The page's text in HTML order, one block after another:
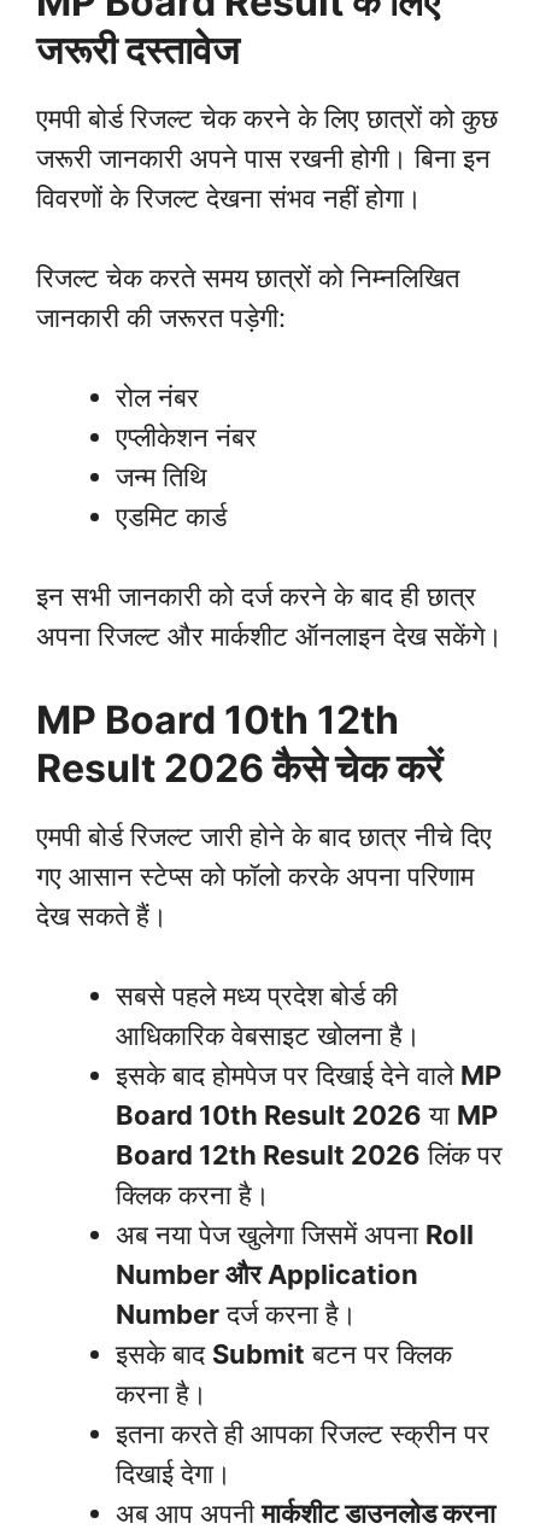
जरूरी दस्तावेज
एमपी बोर्ड रिजल्ट चेक करने के लिए छात्रों को कुछ
जरूरी जानकारी अपने पास रखनी होगी। बिना इन
विवरणों के रिजल्ट देखना संभव नहीं होगा।
रिजल्ट चेक करते समय छात्रों को निम्नलिखित
जानकारी की जरूरत पड़ेगी:
रोल नंबर
एप्लीकेशन नंबर
जन्म तिथि
एडमिट कार्ड
इन सभी जानकारी को दर्ज करने के बाद ही छात्र
अपना रिजल्ट और मार्कशीट ऑनलाइन देख सकेंगे।
MP Board 10th 12th
Result 2026कैसे चेक करें
एमपी बोर्ड रिजल्ट जारी होने के बाद छात्र नीचे दिए
गए आसान स्टेप्स को फॉलो करके अपना परिणाम
देख सकते हैं।
सबसे पहले मध्य प्रदेश बोर्ड की
आधिकारिक वेबसाइट खोलना है।
इसके बाद होमपेज पर दिखाई देने वाले MP
Board 10th Result 2026 या MP
Board 12th Result 2026 लिंक पर
क्लिक करना है।
अब नया पेज खुलेगा जिसमें अपना Roll
Number और Application
Numberदर्ज करना है।
इसके बाद Submit बटन पर क्लिक
करना है।
इतना करते ही आपका रिजल्ट स्क्रीन पर
दिखाई देगा।
अब आप अपनीमार्कशीट डाउनलोड करना